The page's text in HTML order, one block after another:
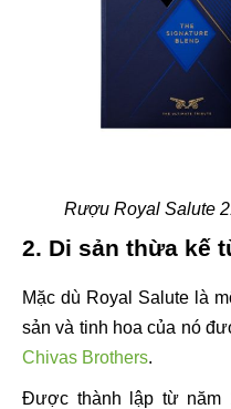
Rượu Royal Salute
2. Di sản thừa kế
Mặc dù Royal Salute là
sản và tinh hoa của nó
Chivas Brothers.
Được thành lập từ năm